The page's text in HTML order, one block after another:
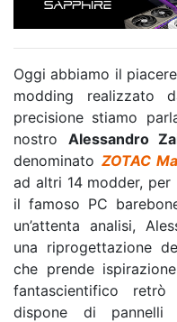
Oggi abbiamo il
modding realizzato
precisione stiamo
nostro Alessandro
denominato ZOTAC
ad altri 14 modder,
il famoso PC
un’attenta analisi,
una riprogettazione
che prende
fantascientifico
dispone di pannelli